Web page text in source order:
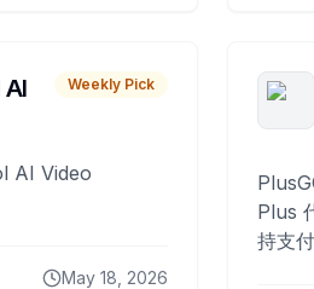
Weekly Pick
AI Video
May 18, 2026
Plus
持支